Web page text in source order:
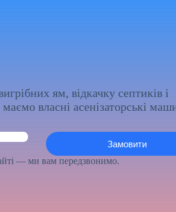
ям, відкачку септиків і
власні асенізаторські
— ми вам передзвонимо.